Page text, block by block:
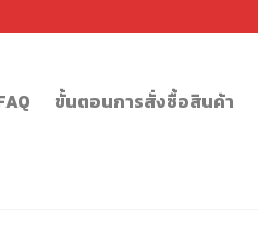
ขั้นตอนการสั่งซื้อสินค้า